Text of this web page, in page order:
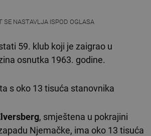
SE NASTAVLJA ISPOD OGLASA
59. klub koji je zaigrao u
osnutka 1963. godine.
s oko 13 tisuća stanovnika
, smještena u pokrajini
Njemačke, ima oko 13 tisuća